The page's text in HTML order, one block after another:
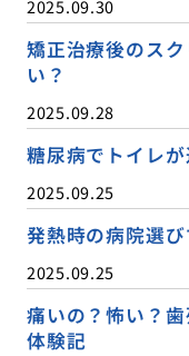
2025.09.30
矯正治療後のス
い？
2025.09.28
糖尿病でトイレ
2025.09.25
発熱時の病院選
2025.09.25
痛いの？怖い？
体験記